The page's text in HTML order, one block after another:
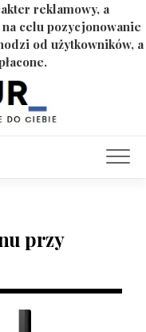
reklamowy, a
celu pozycjonowanie
od użytkowników, a
przy